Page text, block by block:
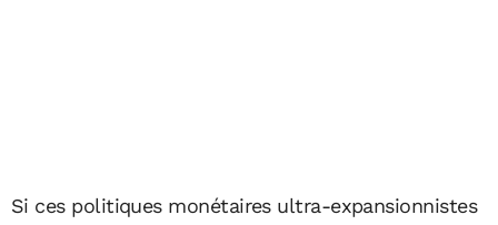
Si ces politiques monétaires ultra-expansionnistes